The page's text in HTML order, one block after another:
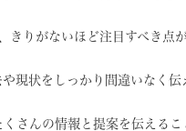
きりがないほど注目すべき点
現状を しっかり間違いなく伝
くさんの情報と提案を伝えるこ